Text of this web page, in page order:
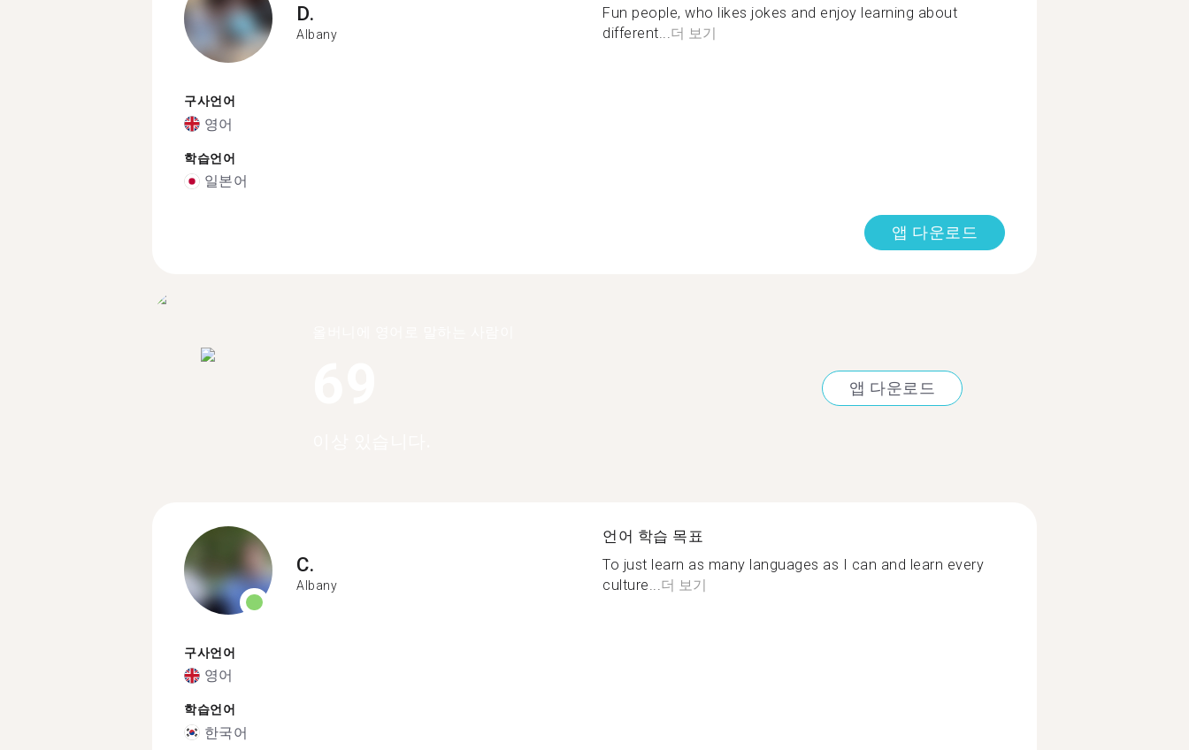
D.
Albany
구사언어
영어
학습언어
일본어
Fun people, who likes jokes and enjoy learning about
different...더 보기
앱 다운로드
앱 다운로드
C.
Albany
구사언어
영어
학습언어
한국어
언어 학습 목표
To just learn as many languages as I can and learn every
culture... 더 보기